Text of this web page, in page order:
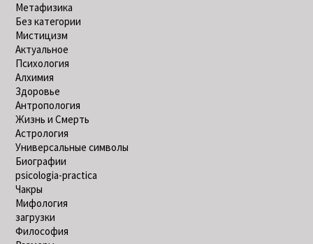
Метафизика
Без категории
Мистицизм
Актуальное
Психология
Алхимия
Здоровье
Антропология
Жизнь и Смерть
Астрология
Универсальные символы
Биографии
psicologia-practica
Чакры
Мифология
загрузки
Философия